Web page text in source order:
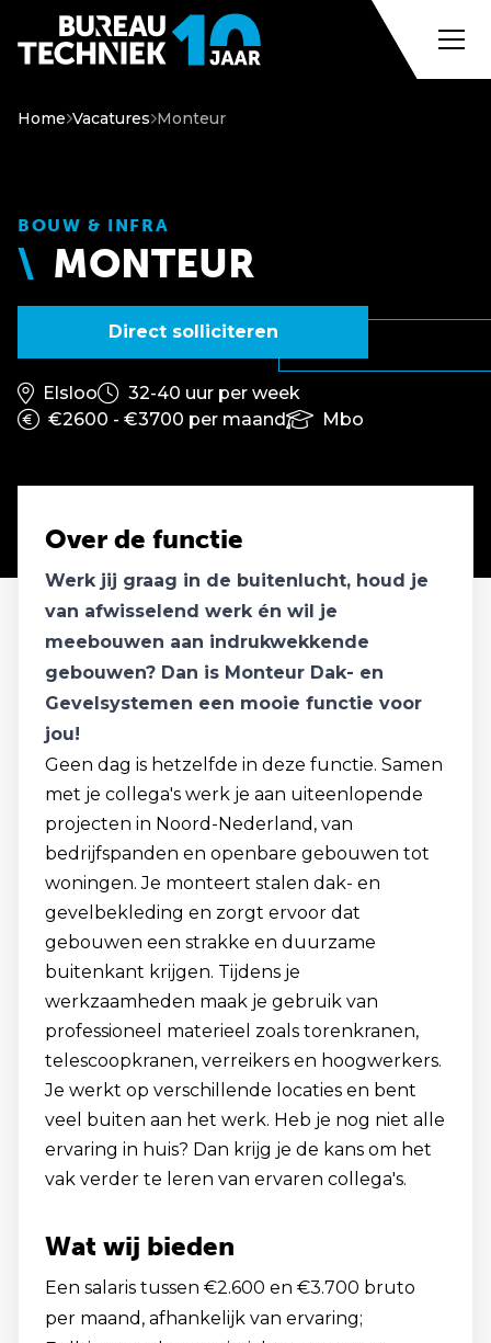
Home Vacatures Monteur
BOUW & INFRA
MONTEUR
Direct solliciteren
Elsloo
32-40 uur per week
€2600 - €3700 per maand
Mbo
Over de functie
Werk jij graag in de buitenlucht, houd je
van afwisselend werk én wil je
meebouwen aan indrukwekkende
gebouwen? Dan is Monteur Dak- en
Gevelsystemen een mooie functie voor
jou!
Geen dag is hetzelfde in deze functie. Samen
met je collega's werk je aan uiteenlopende
projecten in Noord-Nederland, van
bedrijfspanden en openbare gebouwen tot
woningen. Je monteert stalen dak- en
gevelbekleding en zorgt ervoor dat
gebouwen een strakke en duurzame
buitenkant krijgen. Tijdens je
werkzaamheden maak je gebruik van
professioneel materieel zoals torenkranen,
telescoopkranen, verreikers en hoogwerkers.
Je werkt op verschillende locaties en bent
veel buiten aan het werk. Heb je nog niet alle
ervaring in huis? Dan krijg je de kans om het
vak verder te leren van ervaren collega's.
Wat wij bieden
Een salaris tussen €2.600 en €3.700 bruto
per maand, afhankelijk van ervaring;